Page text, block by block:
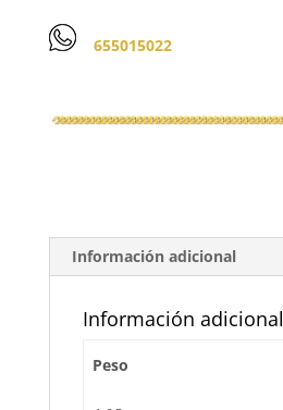
655015022
Información adicional
Información adicional
Peso